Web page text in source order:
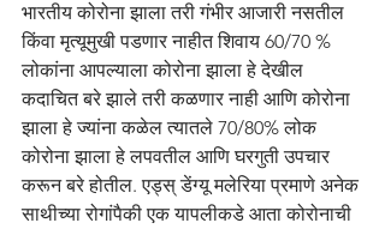
भारतीय कोरोना झाला तरी गंभीर आजारी नसतील
किंवा मृत्यूमुखी पडणार नाहीत शिवाय 60/70 %
लोकांना आपल्याला कोरोना झाला हे देखील
कदाचित बरे झाले तरी कळणार नाही आणि कोरोना
झाला हे ज्यांना कळेल त्यातले 70/80% लोक
कोरोना झाला हे लपवतील आणि घरगुती उपचार
करून बरे होतील. एड्स् डेंग्यू मलेरिया प्रमाणे अनेक
साथीच्या रोगांपैकी एक यापलीकडे आता कोरोनाची